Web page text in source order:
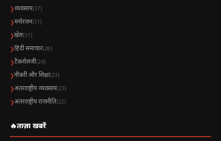
❯व्यवसाय(37)
❯मनोरंजन(31)
❯खेल(31)
❯हिंदी समाचार(28)
❯टैकनोलजी(24)
❯नौकरी और शिक्षा(23)
❯अंतरराष्ट्रीय व्यवसाय(23)
❯अंतरराष्ट्रीय राजनीति(22)
🔥ताज़ा खबरें